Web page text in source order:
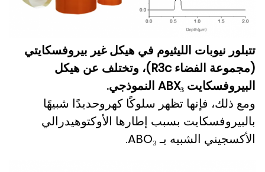
تتبلور نيوبات الليثيوم في هيكل غير بيروفسكايتي
(مجموعة الفضاء R3c)، وتختلف عن هيكل
البيروفسكايت ABX₃ النموذجي.
ومع ذلك، فإنها تظهر سلوكًا كهروحديدًا شبيهًا
بالبيروفسكايت بسبب إطارها الأوكتوهيدرالي
الأكسجيني الشبيه بـ ABO₃.